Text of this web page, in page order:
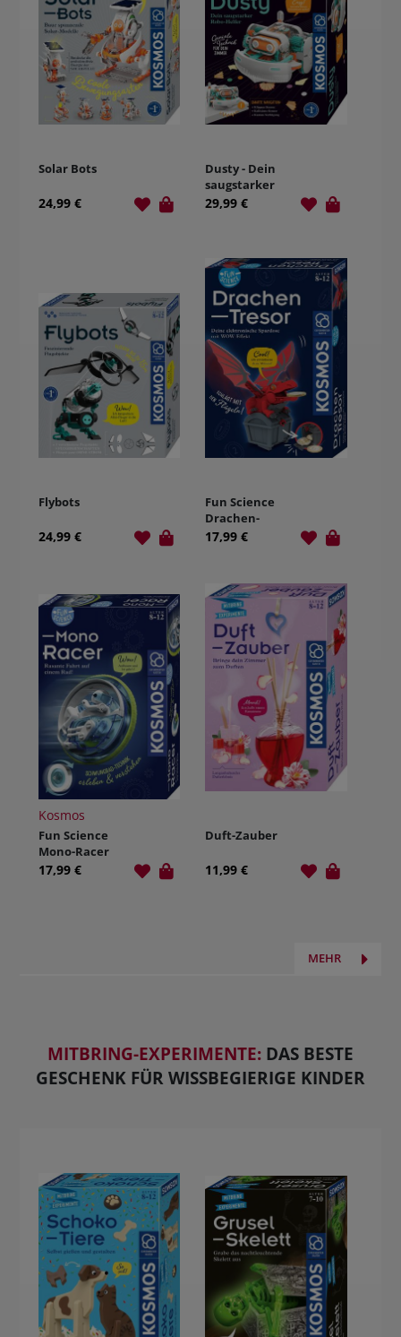
Solar Bots
24,99 €
Dusty - Dein
saugstarker
Robo-Helfer
29,99 €
Flybots
24,99 €
Fun Science
Drachen-
Tresor
17,99 €
Kosmos
Fun Science
Mono-Racer
17,99 €
Duft-Zauber
11,99 €
MEHR
MITBRING-EXPERIMENTE: DAS BESTE
GESCHENK FÜR WISSBEGIERIGE KINDER